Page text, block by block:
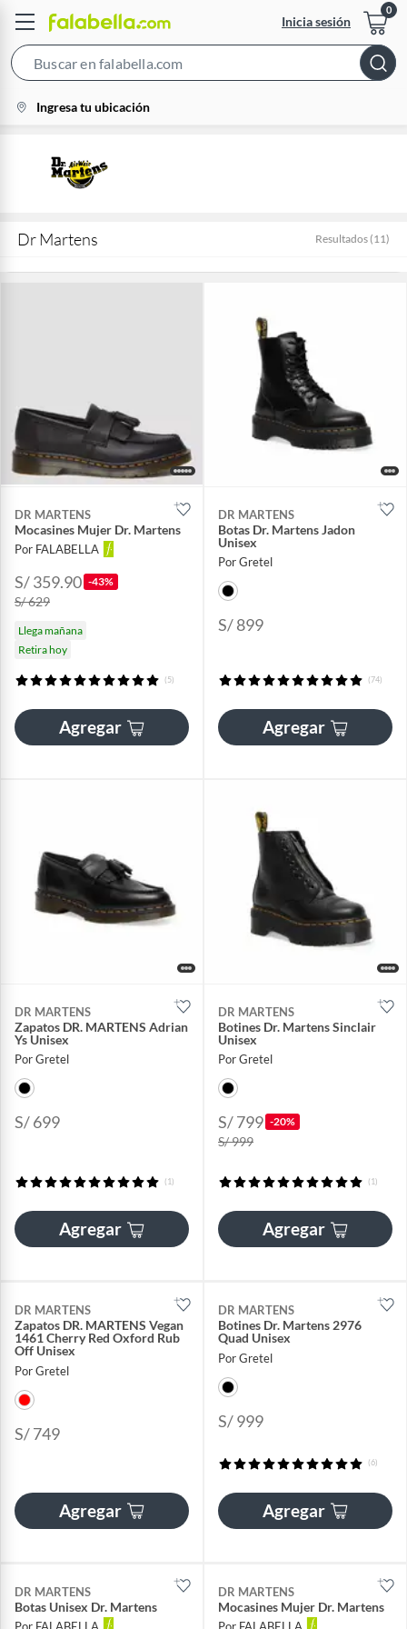
Inicia sesión
Bar
location-
icon
Ingresa tu ubicación
Dr Martens Resultados (11)
DR MARTENS
Mocasines Mujer Dr. Martens
Por FALABELLA
S/ 359.90 -43%
S/ 629
Llega mañana
Retira hoy
(5)
Agregar
DR MARTENS
Botas Dr. Martens Jadon
Unisex
Por Gretel
S/ 899
(74)
Agregar
DR MARTENS
Zapatos DR. MARTENS Adrian
Ys Unisex
Por Gretel
S/ 699
(1)
Agregar
DR MARTENS
Botines Dr. Martens Sinclair
Unisex
Por Gretel
S/ 799 -20%
S/ 999
(1)
Agregar
DR MARTENS
Zapatos DR. MARTENS Vegan
1461 Cherry Red Oxford Rub
Off Unisex
Por Gretel
S/ 749
Agregar
DR MARTENS
Botines Dr. Martens 2976
Quad Unisex
Por Gretel
S/ 999
(6)
Agregar
DR MARTENS
Botas Unisex Dr. Martens
Por FALABELLA
DR MARTENS
Mocasines Mujer Dr. Martens
Por FALABELLA